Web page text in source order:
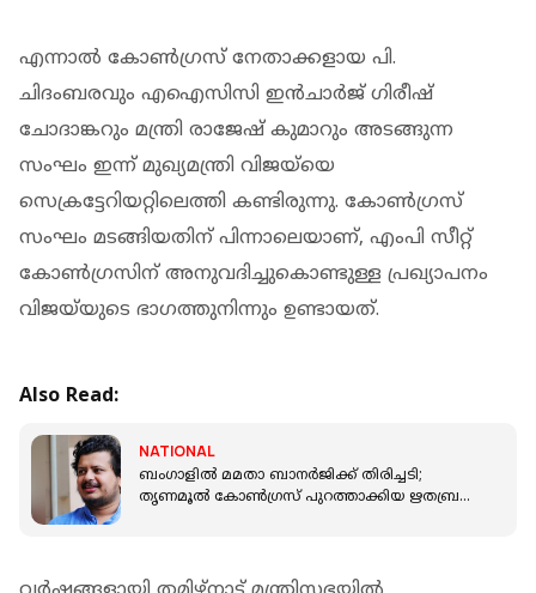
എന്നാൽ കോൺഗ്രസ് നേതാക്കളായ പി.
ചിദംബരവും എഐസിസി ഇൻചാർജ് ഗിരീഷ്
ചോദാങ്കറും മന്ത്രി രാജേഷ് കുമാറും അടങ്ങുന്ന
സംഘം ഇന്ന് മുഖ്യമന്ത്രി വിജയ്‌യെ
സെക്രട്ടേറിയറ്റിലെത്തി കണ്ടിരുന്നു. കോൺഗ്രസ്
സംഘം മടങ്ങിയതിന് പിന്നാലെയാണ്, എംപി സീറ്റ്
കോൺഗ്രസിന് അനുവദിച്ചുകൊണ്ടുള്ള പ്രഖ്യാപനം
വിജയ്‌യുടെ ഭാഗത്തുനിന്നും ഉണ്ടായത്.
Also Read:
NATIONAL
ബംഗാളിൽ മമതാ ബാനർജിക്ക് തിരിച്ചടി;
തൃണമൂൽ കോൺഗ്രസ് പുറത്താക്കിയ ഋതബ്രത